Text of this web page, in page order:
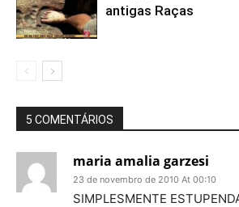
antigas Raças
5 COMENTÁRIOS
maria amalia garzesi
23 de novembro de 2010 At 00:10
SIMPLESMENTE